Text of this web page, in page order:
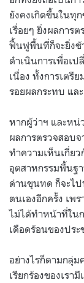
ยังคงเกิดขึ้นในทุ
เรื่อยๆ ยิ่งผลการ
ฟื้นฟูพื้นที่ก็จะยิ่งช้
ดำเนินการเพื่อเ
เนื่อง ทั้งการเตรี
รอยผลกระทบ แล
หากผู้ว่าฯ และหน่
ผลการตรวจสอบ
ทำความเห็นเกี่ย
อุตสาหกรรมพื้นฐ
ด่านขุนทด ก็จะไป
ตนเองอีกครั้ง เพ
ไม่ได้ทำหน้าที่ใน
เดือดร้อนของปร
อย่างไรก็ตามกลุ่
เรียกร้องของเรา